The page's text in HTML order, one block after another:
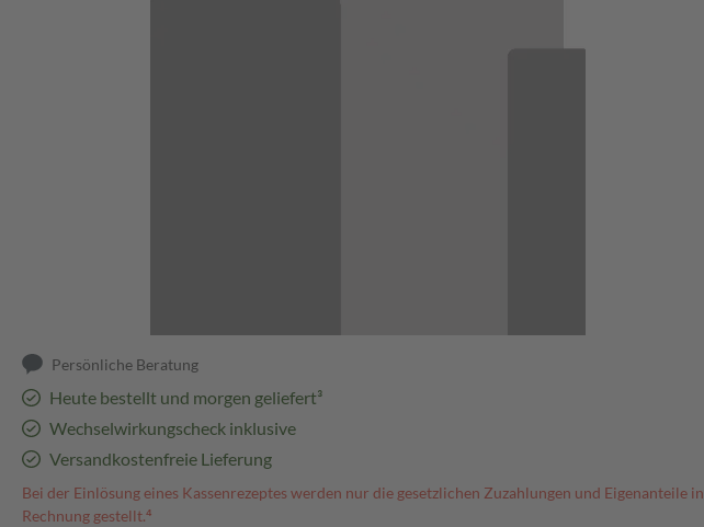
Persönliche Beratung
Heute bestellt und morgen geliefert³
Wechselwirkungscheck inklusive
Versandkostenfreie Lieferung
Bei der Einlösung eines Kassenrezeptes werden nur die gesetzlichen Zuzahlungen und Eigenanteile in
Rechnung gestellt.⁴